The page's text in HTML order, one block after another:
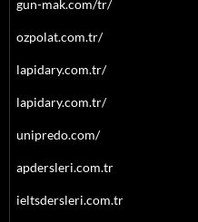
gun-mak.com/tr/
ozpolat.com.tr/
lapidary.com.tr/
lapidary.com.tr/
unipredo.com/
apdersleri.com.tr
ieltsdersleri.com.tr